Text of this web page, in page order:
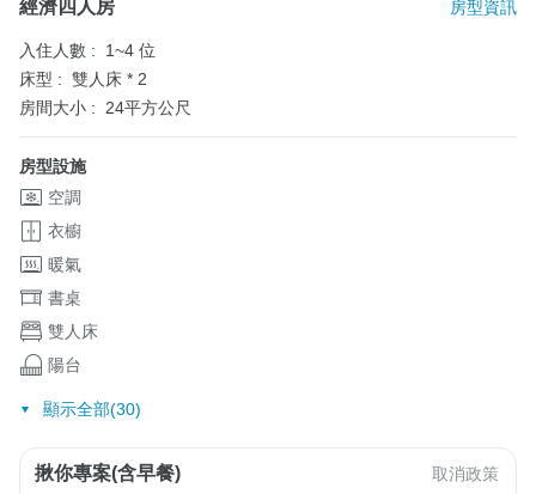
經濟四人房 房型資訊
入住人數 :
1~4 位
床型 : 雙人床 * 2
房間大小 : 24平方公尺
房型設施
空調
衣櫥
暖氣
書桌
雙人床
陽台
顯示全部(30)
揪你專案(含早餐) 取消政策